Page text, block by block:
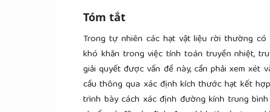
Tóm tắt
Trong tự nhiên các hạt vật liệu rời thường
khó khăn trong việc tính toán truyền nhiệt,
giải quyết được vấn đề này, cần phải xem
cầu thông qua xác định kích thước hạt kết
trình bày cách xác định đường kính trung